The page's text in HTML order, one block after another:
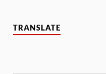
TRANSLATE